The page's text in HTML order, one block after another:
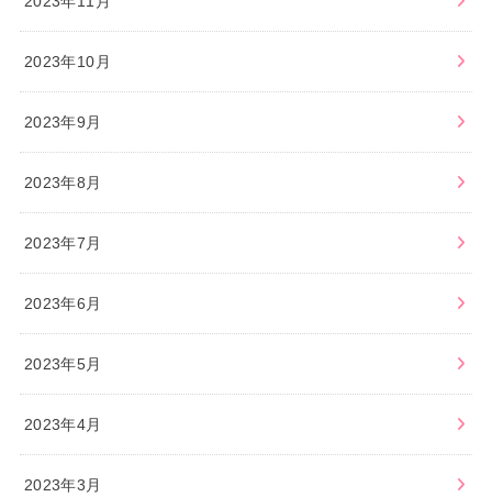
2023年10月
2023年9月
2023年8月
2023年7月
2023年6月
2023年5月
2023年4月
2023年3月